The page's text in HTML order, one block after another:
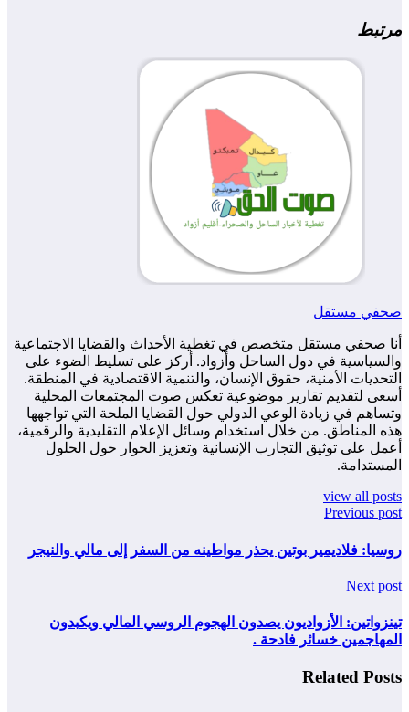
مرتبط
صحفي مستقل
أنا صحفي مستقل متخصص في تغطية الأحداث والقضايا الاجتماعية
والسياسية في دول الساحل وأزواد. أركز على تسليط الضوء على
التحديات الأمنية، حقوق الإنسان، والتنمية الاقتصادية في المنطقة.
أسعى لتقديم تقارير موضوعية تعكس صوت المجتمعات المحلية
وتساهم في زيادة الوعي الدولي حول القضايا الملحة التي تواجهها
هذه المناطق. من خلال استخدام وسائل الإعلام التقليدية والرقمية،
أعمل على توثيق التجارب الإنسانية وتعزيز الحوار حول الحلول
المستدامة.
view all posts
Previous post
روسيا: فلاديمير بوتين يحذر مواطينه من السفر إلى مالي والنيجر
Next post
تينزواتين: الأزواديون يصدون الهجوم الروسي المالي ويكبدون
المهاجمين خسائر فادحة .
Related Posts